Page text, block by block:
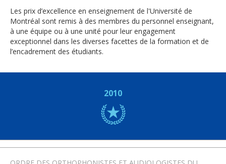
Les prix d’excellence en enseignement de l'Université de
Montréal sont remis à des membres du personnel enseignant,
à une équipe ou à une unité pour leur engagement
exceptionnel dans les diverses facettes de la formation et de
l’encadrement des étudiants.
2010